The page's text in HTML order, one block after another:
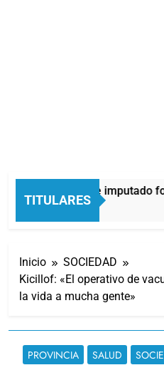
TITULARES
Medina fue imputado
Hora Atrás
Inicio
SOCIEDAD
Kicillof: «El operativo de
la vida a mucha gente»
PROVINCIA SALUD